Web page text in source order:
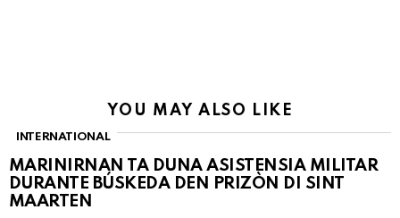
YOU MAY ALSO LIKE
INTERNATIONAL
MARINIRNAN TA DUNA ASISTENSIA MILITAR
DURANTE BÚSKEDA DEN PRIZÒN DI SINT
MAARTEN